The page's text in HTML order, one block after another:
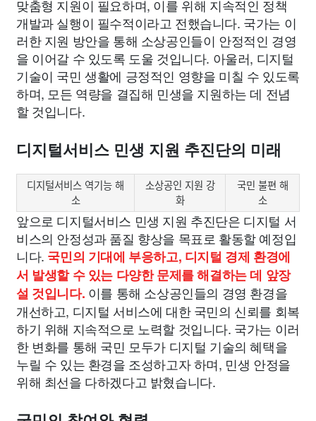
맞춤형 지원이 필요하며, 이를 위해 지속적인 정책
개발과 실행이 필수적이라고 전했습니다. 국가는 이
러한 지원 방안을 통해 소상공인들이 안정적인 경영
을 이어갈 수 있도록 도울 것입니다. 아울러, 디지털
기술이 국민 생활에 긍정적인 영향을 미칠 수 있도록
하며, 모든 역량을 결집해 민생을 지원하는 데 전념
할 것입니다.
디지털서비스 민생 지원 추진단의 미래
디지털서비스 역기능 해
소
소상공인 지원 강
화
국민 불편 해
소
앞으로 디지털서비스 민생 지원 추진단은 디지털 서
비스의 안정성과 품질 향상을 목표로 활동할 예정입
니다. 국민의 기대에 부응하고, 디지털 경제 환경에
서 발생할 수 있는 다양한 문제를 해결하는 데 앞장
설 것입니다. 이를 통해 소상공인들의 경영 환경을
개선하고, 디지털 서비스에 대한 국민의 신뢰를 회복
하기 위해 지속적으로 노력할 것입니다. 국가는 이러
한 변화를 통해 국민 모두가 디지털 기술의 혜택을
누릴 수 있는 환경을 조성하고자 하며, 민생 안정을
위해 최선을 다하겠다고 밝혔습니다.